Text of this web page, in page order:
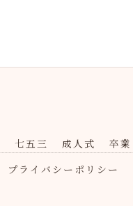
七五三 成人式 卒業
プライバシーポリシー